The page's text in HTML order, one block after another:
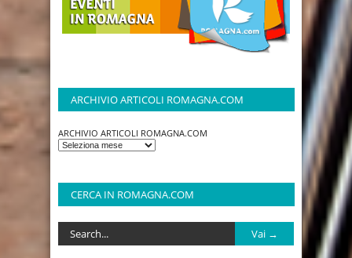
ARCHIVIO ARTICOLI ROMAGNA.COM
ARCHIVIO ARTICOLI ROMAGNA.COM
CERCA IN ROMAGNA.COM